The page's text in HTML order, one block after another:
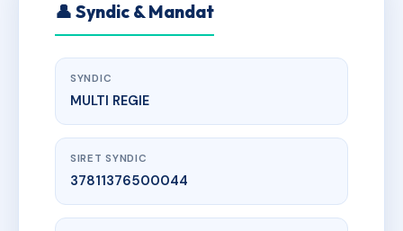
👤 Syndic & Mandat
SYNDIC
MULTI REGIE
SIRET SYNDIC
37811376500044